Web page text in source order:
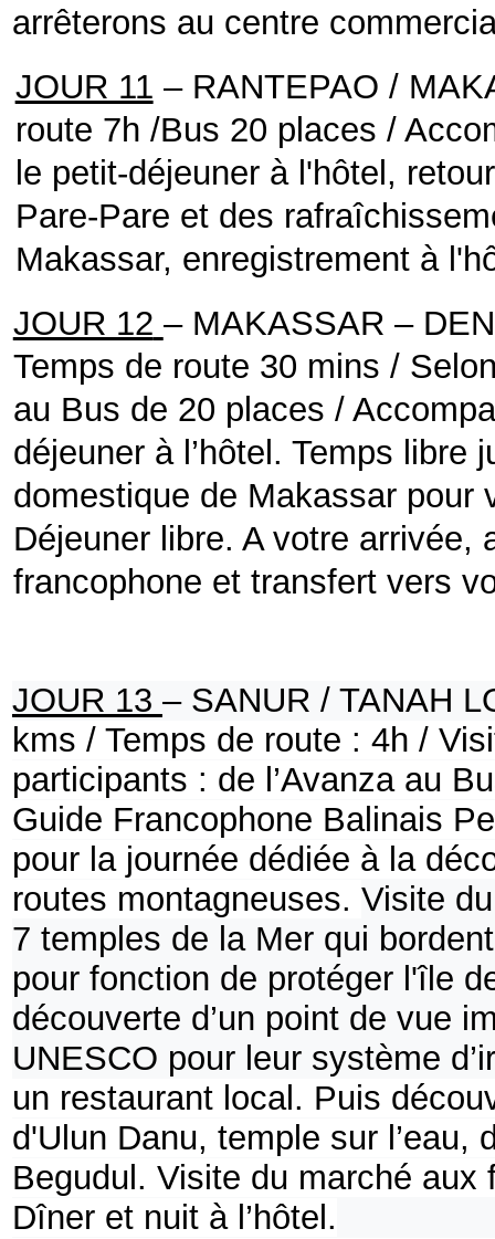
arrêterons au centre
JOUR 11 – RANTEPAO /
route 7h /Bus 20 places /
le petit-déjeuner à l'hôtel,
Pare-Pare et des
Makassar, enregistrement à
JOUR 12 – MAKASSAR –
Temps de route 30 mins /
au Bus de 20 places /
déjeuner à l’hôtel. Temps libre
domestique de Makassar pour
Déjeuner libre. A votre arrivée,
francophone et transfert vers
JOUR 13 – SANUR / TANAH
kms / Temps de route : 4h /
participants : de l’Avanza au
Guide Francophone Balinais
pour la journée dédiée à la
routes montagneuses. Visite
7 temples de la Mer qui
pour fonction de protéger l'île
découverte d’un point de vue
UNESCO pour leur système
un restaurant local. Puis
d'Ulun Danu, temple sur
Begudul. Visite du marché aux
Dîner et nuit à l’hôtel.